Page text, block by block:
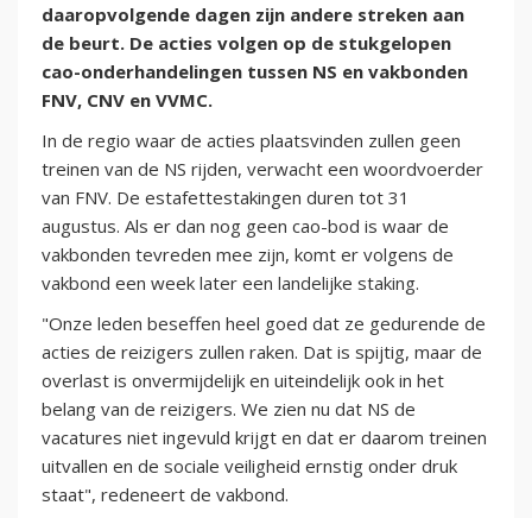
daaropvolgende dagen zijn andere streken aan
de beurt. De acties volgen op de stukgelopen
cao-onderhandelingen tussen NS en vakbonden
FNV, CNV en VVMC.
In de regio waar de acties plaatsvinden zullen geen
treinen van de NS rijden, verwacht een woordvoerder
van FNV. De estafettestakingen duren tot 31
augustus. Als er dan nog geen cao-bod is waar de
vakbonden tevreden mee zijn, komt er volgens de
vakbond een week later een landelijke staking.
"Onze leden beseffen heel goed dat ze gedurende de
acties de reizigers zullen raken. Dat is spijtig, maar de
overlast is onvermijdelijk en uiteindelijk ook in het
belang van de reizigers. We zien nu dat NS de
vacatures niet ingevuld krijgt en dat er daarom treinen
uitvallen en de sociale veiligheid ernstig onder druk
staat", redeneert de vakbond.